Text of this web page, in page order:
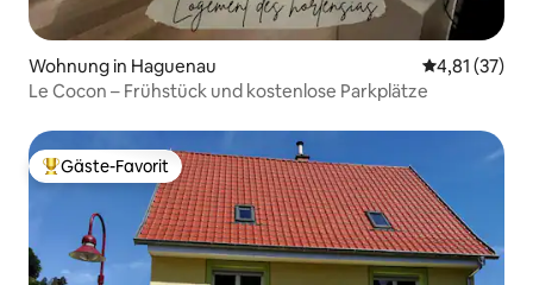
Wohnung in Haguenau
4,81 (37)
Le Cocon – Frühstück und kostenlose Parkplätze
Beliebter Gäste-Favorit.
Gäste-Favorit